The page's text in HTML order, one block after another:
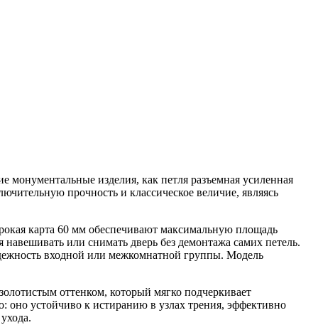
изделия, как петля разъемная усиленная
прочность и классическое величие, являясь
карта 60 мм обеспечивают максимальную площадь
или снимать дверь без демонтажа самих петель.
входной или межкомнатной группы. Модель
оттенком, который мягко подчеркивает
устойчиво к истиранию в узлах трения, эффективно